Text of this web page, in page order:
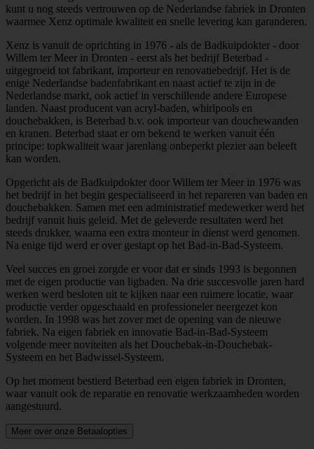
kunt u nog steeds vertrouwen op de Nederlandse fabriek in Dronten
waarmee Xenz optimale kwaliteit en snelle levering kan garanderen.
Xenz is vanuit de oprichting in 1976 - als de Badkuipdokter - door
Willem ter Meer in Dronten - eerst als het bedrijf Beterbad -
uitgegroeid tot fabrikant, importeur en renovatiebedrijf. Het is de
enige Nederlandse badenfabrikant en naast actief te zijn in de
Nederlandse markt, ook actief in verschillende andere Europese
landen. Naast producent van acryl-baden, whirlpools en
douchebakken, is Beterbad b.v. ook importeur van douchewanden
en kranen. Beterbad staat er om bekend te werken vanuit één
principe: topkwaliteit waar jarenlang onbeperkt plezier aan beleeft
kan worden.
Opgericht als de Badkuipdokter door Willem ter Meer in 1976 was
het bedrijf in het begin gespecialiseerd in het repareren van baden en
douchebakken. Samen met een administratief medewerker werd het
bedrijf vanuit huis geleid. Met de geleverde resultaten werd het
steeds drukker, waarna een extra monteur in dienst werd genomen.
Na enige tijd werd er over gestapt op het Bad-in-Bad-Systeem.
Veel succes en groei zorgde er voor dat er sinds 1993 is begonnen
met de eigen productie van ligbaden. Na drie succesvolle jaren hard
werken werd besloten uit te kijken naar een ruimere locatie, waar
productie verder opgeschaald en professioneler neergezet kon
worden. In 1998 was het zover met de opening van de nieuwe
fabriek. Na eigen fabriek en innovatie Bad-in-Bad-Systeem
volgende meer noviteiten als het Douchebak-in-Douchebak-
Systeem en het Badwissel-Systeem.
Op het moment bestierd Beterbad een eigen fabriek in Dronten,
waar vanuit ook de reparatie en renovatie werkzaamheden worden
aangestuurd.
Meer over onze Betaalopties